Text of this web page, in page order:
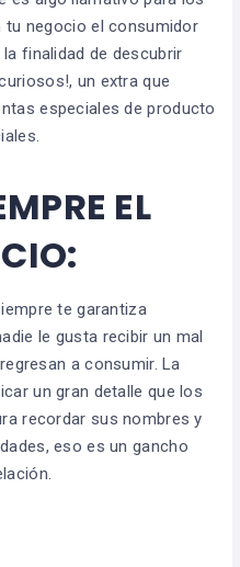
tu negocio el consumidor
finalidad de descubrir
un extra que
especiales de producto
EL
te garantiza
le gusta recibir un mal
a consumir. La
un gran detalle que los
recordar sus nombres y
eso es un gancho